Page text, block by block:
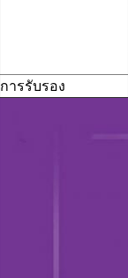
การรับรอง